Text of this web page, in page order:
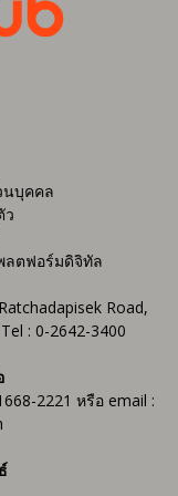
นบุคคล
ว
ลตฟอร์มดิจิทัล
Road,
: 0-2642-3400
2221 หรือ email :